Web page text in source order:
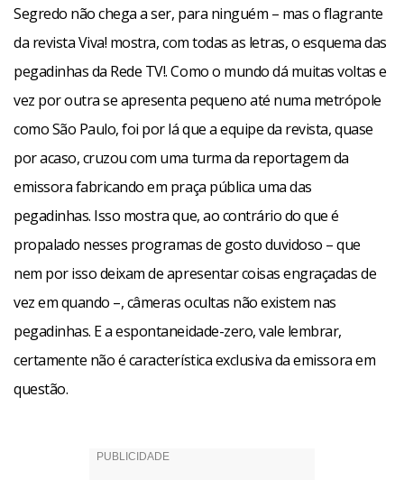
Segredo não chega a ser, para ninguém – mas o flagrante
da revista Viva! mostra, com todas as letras, o esquema das
pegadinhas da Rede TV!. Como o mundo dá muitas voltas e
vez por outra se apresenta pequeno até numa metrópole
como São Paulo, foi por lá que a equipe da revista, quase
por acaso, cruzou com uma turma da reportagem da
emissora fabricando em praça pública uma das
pegadinhas. Isso mostra que, ao contrário do que é
propalado nesses programas de gosto duvidoso – que
nem por isso deixam de apresentar coisas engraçadas de
vez em quando –, câmeras ocultas não existem nas
pegadinhas. E a espontaneidade-zero, vale lembrar,
certamente não é característica exclusiva da emissora em
questão.